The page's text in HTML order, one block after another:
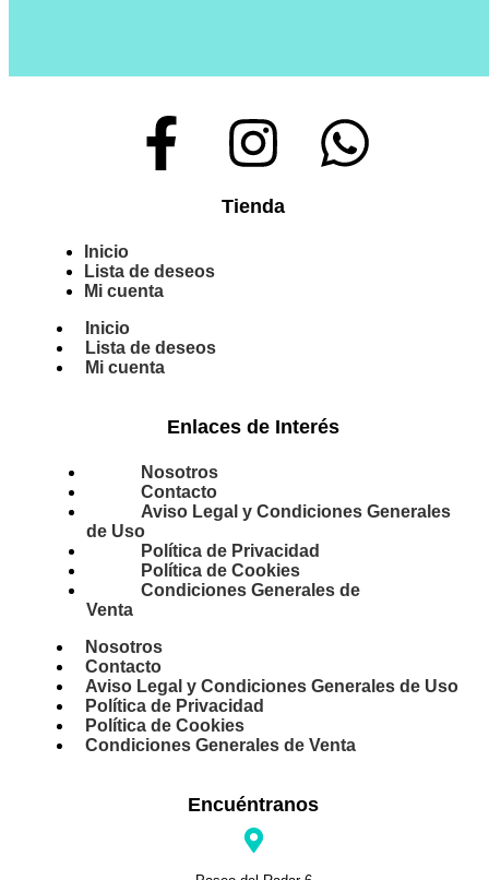
Tienda
Inicio
Lista de deseos
Mi cuenta
Inicio
Lista de deseos
Mi cuenta
Enlaces de Interés
Nosotros
Contacto
Aviso Legal y Condiciones Generales
de Uso
Política de Privacidad
Política de Cookies
Condiciones Generales de
Venta
Nosotros
Contacto
Aviso Legal y Condiciones Generales de Uso
Política de Privacidad
Política de Cookies
Condiciones Generales de Venta
Encuéntranos